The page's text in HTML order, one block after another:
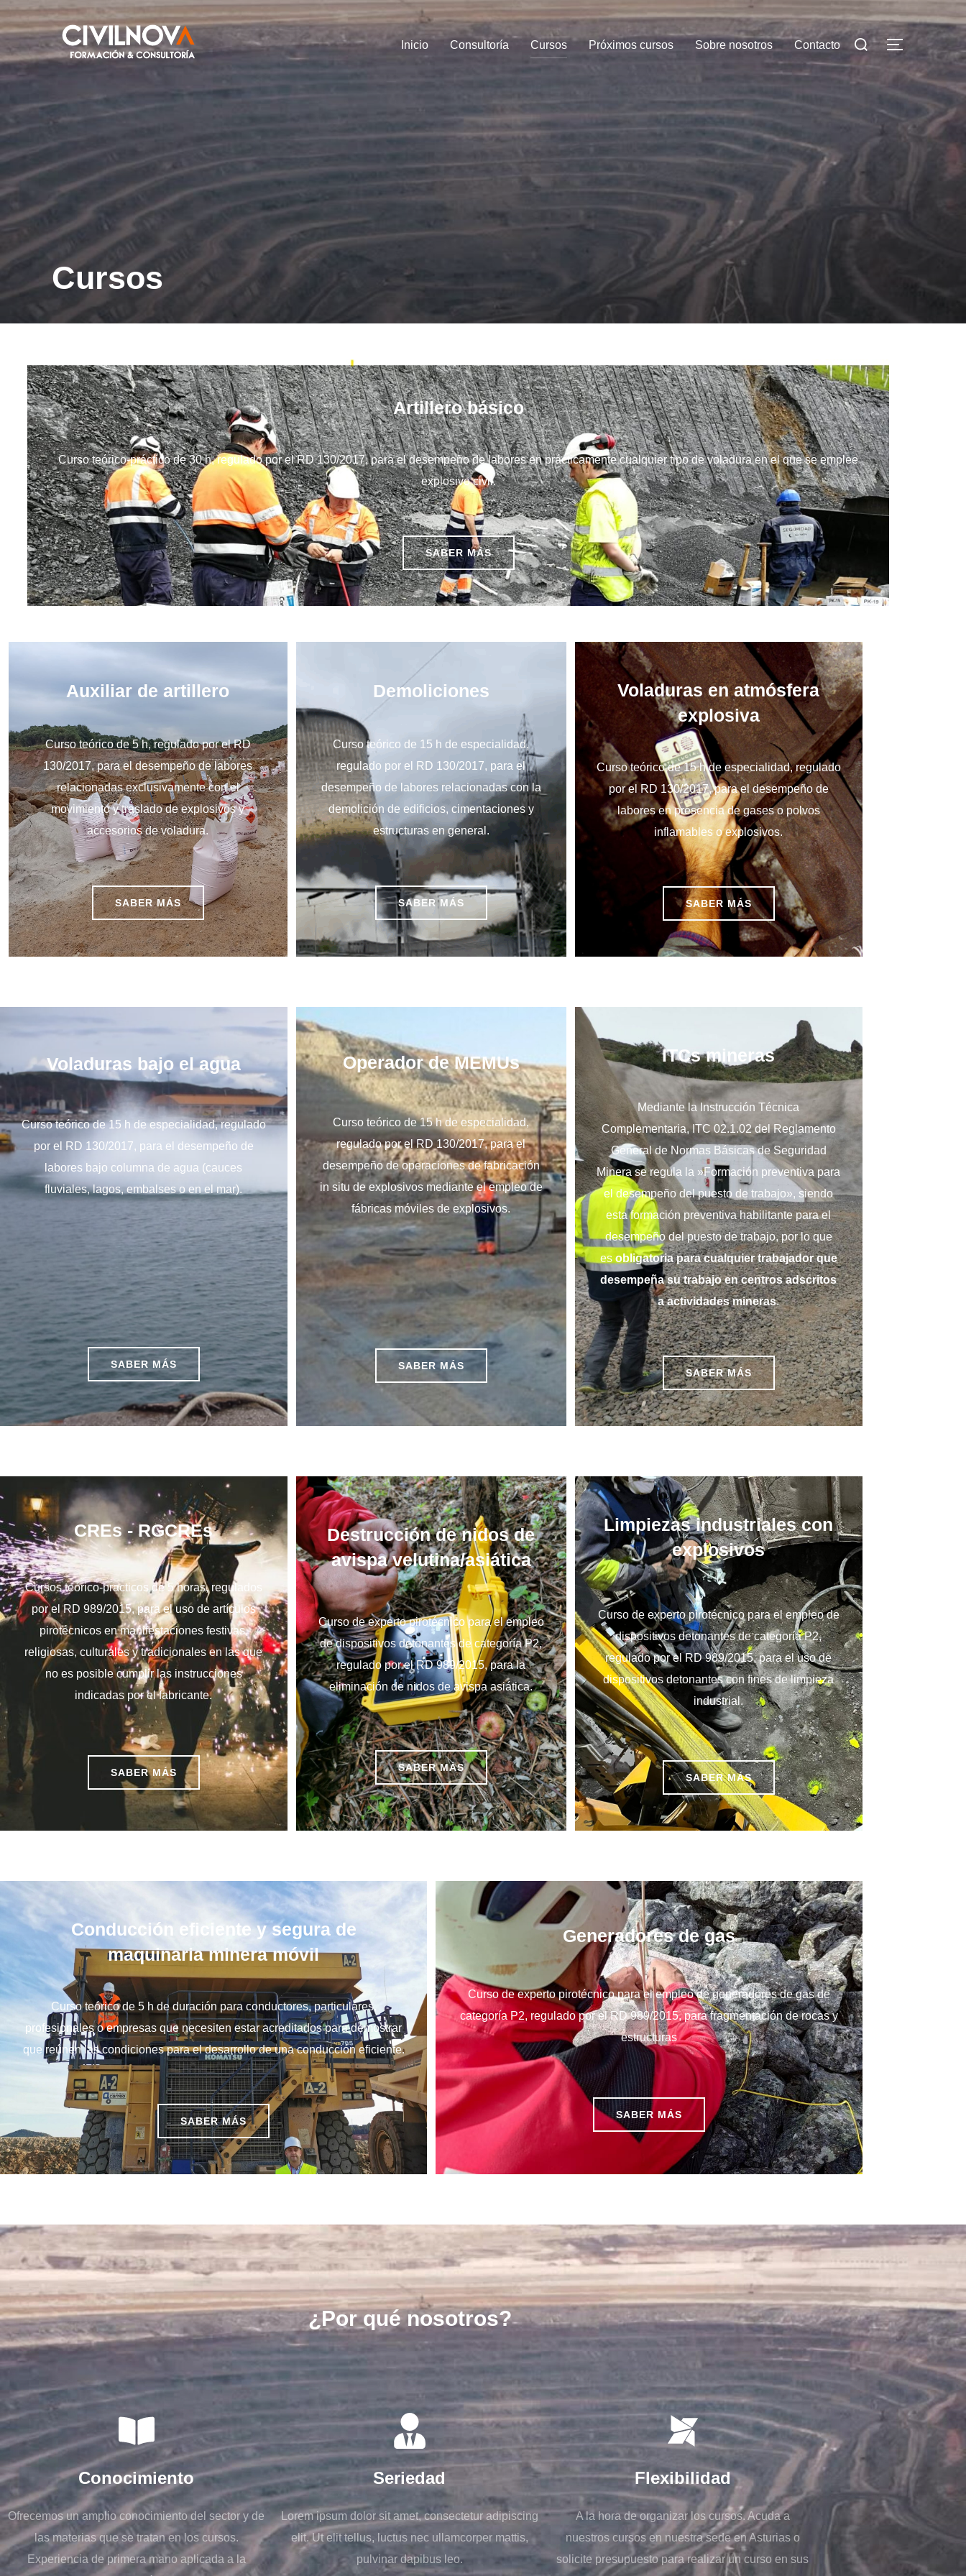
Inicio Consultoría Cursos Próximos cursos Sobre nosotros Contacto
Cursos
Artillero básico
Curso teórico-práctico de 30 h, regulado por el RD 130/2017, para el desempeño de labores en prácticamente cualquier tipo de voladura en el que se emplee
explosivo civil.
SABER MÁS
Auxiliar de artillero
Curso teórico de 5 h, regulado por el RD
130/2017, para el desempeño de labores
relacionadas exclusivamente con el
movimiento y traslado de explosivos y
accesorios de voladura.
SABER MÁS
Demoliciones
Curso teórico de 15 h de especialidad,
regulado por el RD 130/2017, para el
desempeño de labores relacionadas con la
demolición de edificios, cimentaciones y
estructuras en general.
SABER MÁS
Voladuras en atmósfera
explosiva
Curso teórico de 15 h de especialidad, regulado
por el RD 130/2017, para el desempeño de
labores en presencia de gases o polvos
inflamables o explosivos.
SABER MÁS
Voladuras bajo el agua
Curso teórico de 15 h de especialidad, regulado
por el RD 130/2017, para el desempeño de
labores bajo columna de agua (cauces
fluviales, lagos, embalses o en el mar).
SABER MÁS
Operador de MEMUs
Curso teórico de 15 h de especialidad,
regulado por el RD 130/2017, para el
desempeño de operaciones de fabricación
in situ de explosivos mediante el empleo de
fábricas móviles de explosivos.
SABER MÁS
ITCs mineras
Mediante la Instrucción Técnica
Complementaria, ITC 02.1.02 del Reglamento
General de Normas Básicas de Seguridad
Minera se regula la »Formación preventiva para
el desempeño del puesto de trabajo», siendo
esta formación preventiva habilitante para el
desempeño del puesto de trabajo, por lo que
es obligatoria para cualquier trabajador que
desempeña su trabajo en centros adscritos
a actividades mineras.
SABER MÁS
CREs - RGCREs
Cursos teórico-practicos de 5 horas, regulados
por el RD 989/2015, para el uso de artículos
pirotécnicos en manifestaciones festivas,
religiosas, culturales y tradicionales en las que
no es posible cumplir las instrucciones
indicadas por el fabricante.
SABER MÁS
Destrucción de nidos de
avispa velutina/asiática
Curso de experto pirotécnico para el empleo
de dispositivos detonantes de categoría P2,
regulado por el RD 989/2015, para la
eliminación de nidos de avispa asiática.
SABER MÁS
Limpiezas industriales con
explosivos
Curso de experto pirotécnico para el empleo de
dispositivos detonantes de categoría P2,
regulado por el RD 989/2015, para el uso de
dispositivos detonantes con fines de limpieza
industrial.
SABER MÁS
Conducción eficiente y segura de
maquinaria minera móvil
Curso teórico de 5 h de duración para conductores, particulares,
profesionales o empresas que necesiten estar acreditados para demostrar
que reúnen las condiciones para el desarrollo de una conducción eficiente.
SABER MÁS
Generadores de gas
Curso de experto pirotécnico para el empleo de generadores de gas de
categoría P2, regulado por el RD 989/2015, para fragmentación de rocas y
estructuras
SABER MÁS
¿Por qué nosotros?
Conocimiento
Ofrecemos un amplio conocimiento del sector y de
las materias que se tratan en los cursos.
Experiencia de primera mano aplicada a la
Seriedad
Lorem ipsum dolor sit amet, consectetur adipiscing
elit. Ut elit tellus, luctus nec ullamcorper mattis,
pulvinar dapibus leo.
Flexibilidad
A la hora de organizar los cursos. Acuda a
nuestros cursos en nuestra sede en Asturias o
solicite presupuesto para realizar un curso en sus